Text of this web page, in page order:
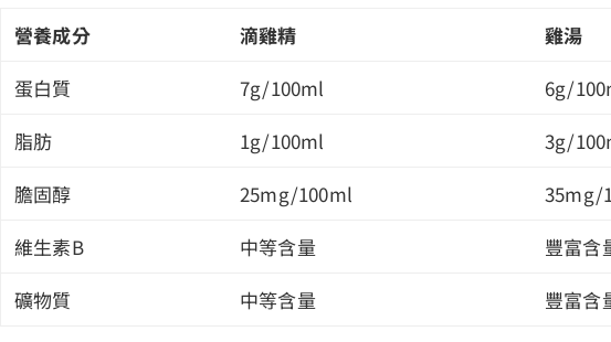
營養成分 滴雞精
雞湯
蛋白質
7g/100ml
6g/
脂肪
1g/100ml
3g/
膽固醇
25mg/100ml
35mg/
維生素B
中等含量
豐富含
礦物質
中等含量 豐富含